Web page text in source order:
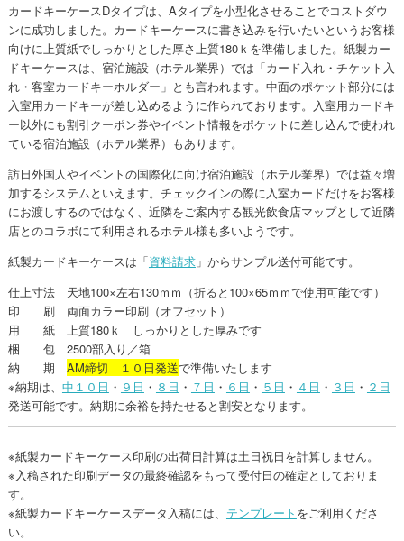
カードキーケースDタイプは、Aタイプを小型化させることでコストダウ
ンに成功しました。カードキーケースに書き込みを行いたいというお客様
向けに上質紙でしっかりとした厚さ上質180ｋを準備しました。紙製カー
ドキーケースは、宿泊施設（ホテル業界）では「カード入れ・チケット入
れ・客室カードキーホルダー」とも言われます。中面のポケット部分には
入室用カードキーが差し込めるように作られております。入室用カードキ
ー以外にも割引クーポン券やイベント情報をポケットに差し込んで使われ
ている宿泊施設（ホテル業界）もあります。
訪日外国人やイベントの国際化に向け宿泊施設（ホテル業界）では益々増
加するシステムといえます。チェックインの際に入室カードだけをお客様
にお渡しするのではなく、近隣をご案内する観光飲食店マップとして近隣
店とのコラボにて利用されるホテル様も多いようです。
紙製カードキーケースは「資料請求」からサンプル送付可能です。
仕上寸法 天地100×左右130ｍｍ（折ると100×65ｍｍで使用可能です）
印 刷 両面カラー印刷（オフセット）
用 紙 上質180ｋ しっかりとした厚みです
梱 包 2500部入り／箱
納 期 AM締切 １０日発送で準備いたします
※納期は、 中１０日 ・ ９日 ・ ８日 ・ ７日 ・ ６日 ・ ５日 ・ ４日 ・ ３日 ・ ２日
発送可能です。納期に余裕を持たせると割安となります。
※紙製カードキーケース印刷の出荷日計算は土日祝日を計算しません。
※入稿された印刷データの最終確認をもって受付日の確定としておりま
す。
※紙製カードキーケースデータ入稿には、 テンプレート をご利用くださ
い。